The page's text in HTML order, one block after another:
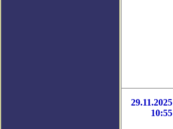
29.11.2025
10:55